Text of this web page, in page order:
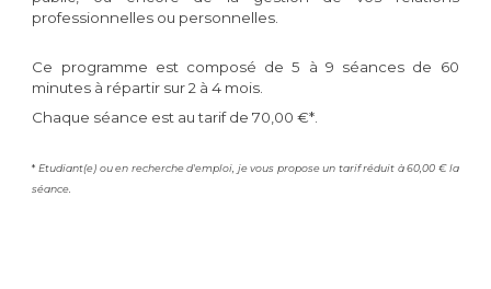
professionnelles ou personnelles.
Ce programme est composé de 5 à 9 séances de 60
minutes à répartir sur 2 à 4 mois.
Chaque séance est au tarif de 70,00 €*.
* Etudiant(e) ou en recherche d'emploi, je vous propose un tarif réduit à 60,00 € la
séance.